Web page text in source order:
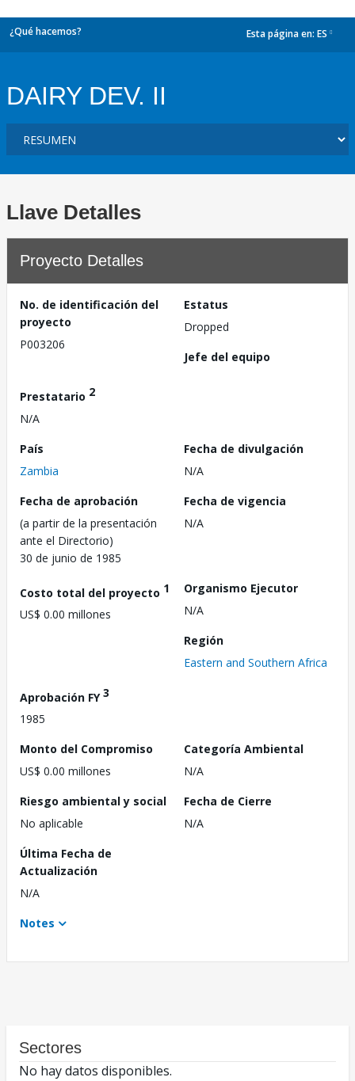
¿Qué hacemos? Esta página en: ES
DAIRY DEV. II
Llave Detalles
Proyecto Detalles
No. de identificación del
proyecto
P003206
Estatus
Dropped
Jefe del equipo
Prestatario 2
N/A
País
Zambia
Fecha de divulgación
N/A
Fecha de aprobación
(a partir de la presentación
ante el Directorio)
30 de junio de 1985
Fecha de vigencia
N/A
Costo total del proyecto 1
US$ 0.00 millones
Organismo Ejecutor
N/A
Región
Eastern and Southern Africa
Aprobación FY3
1985
Monto del Compromiso
US$ 0.00 millones
Categoría Ambiental
N/A
Riesgo ambiental y social
No aplicable
Fecha de Cierre
N/A
Última Fecha de
Actualización
N/A
Notes
Sectores
No hay datos disponibles.